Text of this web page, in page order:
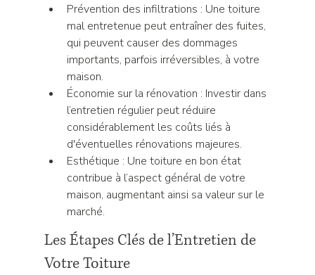
Prévention des infiltrations : Une toiture
mal entretenue peut entraîner des fuites,
qui peuvent causer des dommages
importants, parfois irréversibles, à votre
maison.
Économie sur la rénovation : Investir dans
l’entretien régulier peut réduire
considérablement les coûts liés à
d'éventuelles rénovations majeures.
Esthétique : Une toiture en bon état
contribue à l’aspect général de votre
maison, augmentant ainsi sa valeur sur le
marché.
Les Étapes Clés de l’Entretien de
Votre Toiture